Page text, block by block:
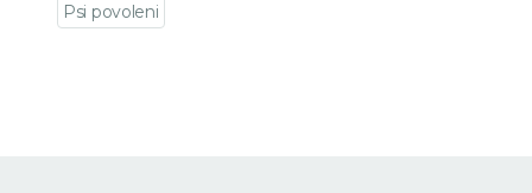
Psi povoleni